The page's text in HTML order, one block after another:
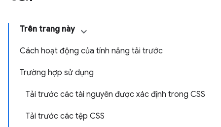
Trên trang này
Cách hoạt động của tính năng tải trước
Trường hợp sử dụng
Tải trước các tài nguyên được xác định trong CSS
Tải trước các tệp CSS